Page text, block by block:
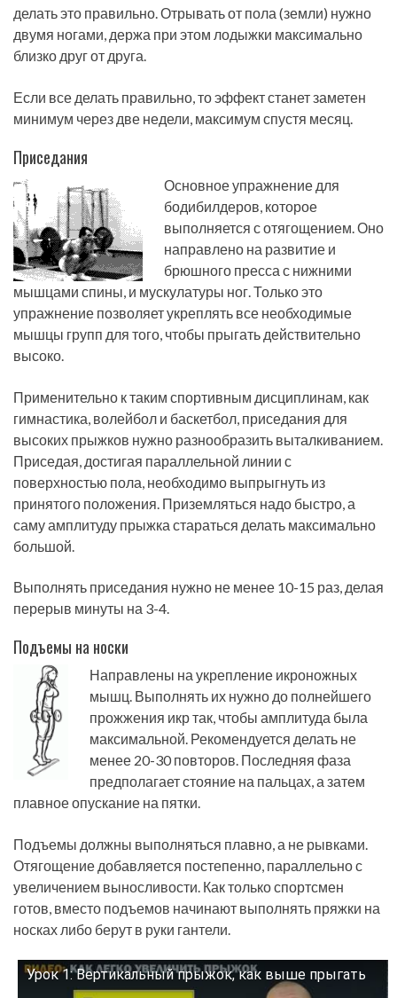
делать это правильно. Отрывать от пола (земли) нужно
двумя ногами, держа при этом лодыжки максимально
близко друг от друга.
Если все делать правильно, то эффект станет заметен
минимум через две недели, максимум спустя месяц.
Приседания
Основное упражнение для
бодибилдеров, которое
выполняется с отягощением. Оно
направлено на развитие и
брюшного пресса с нижними
мышцами спины, и мускулатуры ног. Только это
упражнение позволяет укреплять все необходимые
мышцы групп для того, чтобы прыгать действительно
высоко.
Применительно к таким спортивным дисциплинам, как
гимнастика, волейбол и баскетбол, приседания для
высоких прыжков нужно разнообразить выталкиванием.
Приседая, достигая параллельной линии с
поверхностью пола, необходимо выпрыгнуть из
принятого положения. Приземляться надо быстро, а
саму амплитуду прыжка стараться делать максимально
большой.
Выполнять приседания нужно не менее 10-15 раз, делая
перерыв минуты на 3-4.
Подъемы на носки
Направлены на укрепление икроножных
мышц. Выполнять их нужно до полнейшего
прожжения икр так, чтобы амплитуда была
максимальной. Рекомендуется делать не
менее 20-30 повторов. Последняя фаза
предполагает стояние на пальцах, а затем
плавное опускание на пятки.
Подъемы должны выполняться плавно, а не рывками.
Отягощение добавляется постепенно, параллельно с
увеличением выносливости. Как только спортсмен
готов, вместо подъемов начинают выполнять пряжки на
носках либо берут в руки гантели.
Урок 1: Вертикальный прыжок, как выше прыгать
Смотрите это видео на YouTube